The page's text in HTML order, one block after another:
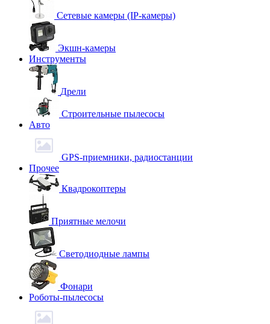
Сетевые камеры (IP-камеры)
Экшн-камеры
Инструменты
Дрели
Строительные пылесосы
Авто
GPS-приемники, радиостанции
Прочее
Квадрокоптеры
Приятные мелочи
Светодиодные лампы
Фонари
Роботы-пылесосы